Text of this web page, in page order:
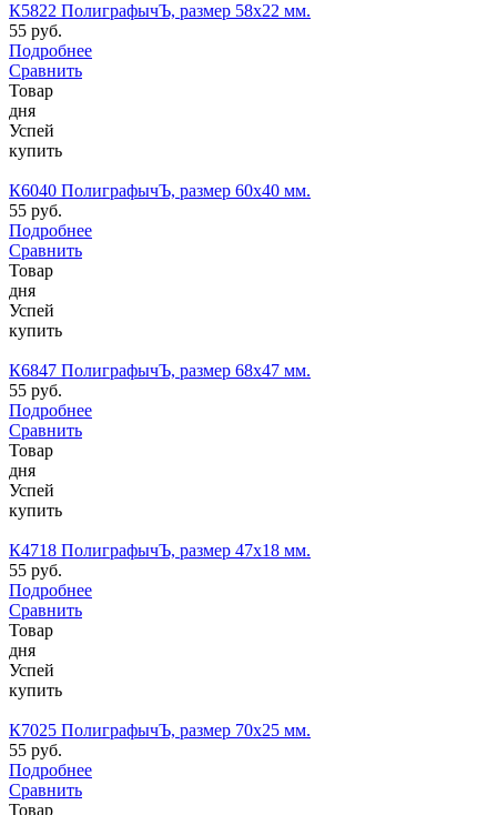
К5822 ПолиграфычЪ, размер 58х22 мм.
55 руб.
Подробнее
Сравнить
Товар
дня
Успей
купить
К6040 ПолиграфычЪ, размер 60х40 мм.
55 руб.
Подробнее
Сравнить
Товар
дня
Успей
купить
К6847 ПолиграфычЪ, размер 68х47 мм.
55 руб.
Подробнее
Сравнить
Товар
дня
Успей
купить
К4718 ПолиграфычЪ, размер 47х18 мм.
55 руб.
Подробнее
Сравнить
Товар
дня
Успей
купить
К7025 ПолиграфычЪ, размер 70х25 мм.
55 руб.
Подробнее
Сравнить
Товар